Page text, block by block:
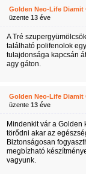
Golden Neo-Life Diamit
üzente 13 éve
A Tré
található polifenolok
tulajdonsága kapcsán
agy gáton.
Golden Neo-Life Diamit
üzente 13 éve
Mindenkit vár a Golden
törődni akar az
Biztonságosan
megbízható
vagyunk.